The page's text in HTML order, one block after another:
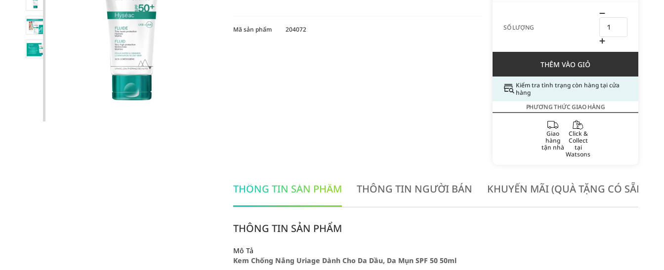
SỐ LƯỢNG
THÊM VÀO GIỎ
Kiểm tra tình trạng còn hàng tại cửa
hàng
PHƯƠNG THỨC GIAO HÀNG
Giao
hàng
tận nhà
Click &
Collect
tại
Watsons
Mã sản phẩm 204072
THÔNG TIN SẢN PHẨM THÔNG TIN NGƯỜI BÁN KHUYẾN MÃI (QUÀ TẶNG CÓ SẴN
THÔNG TIN SẢN PHẨM
Mô Tả
Kem Chống Nắng Uriage Dành Cho Da Dầu, Da Mụn SPF 50 50ml